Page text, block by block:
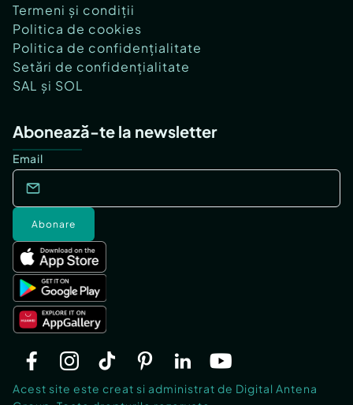
Termeni și condiții
Politica de cookies
Politica de confidențialitate
Setări de confidențialitate
SAL și SOL
Abonează-te la newsletter
Email
Abonare
Acest site este creat si administrat de Digital Antena